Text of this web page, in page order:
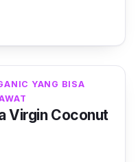
YANG BISA
Virgin Coconut